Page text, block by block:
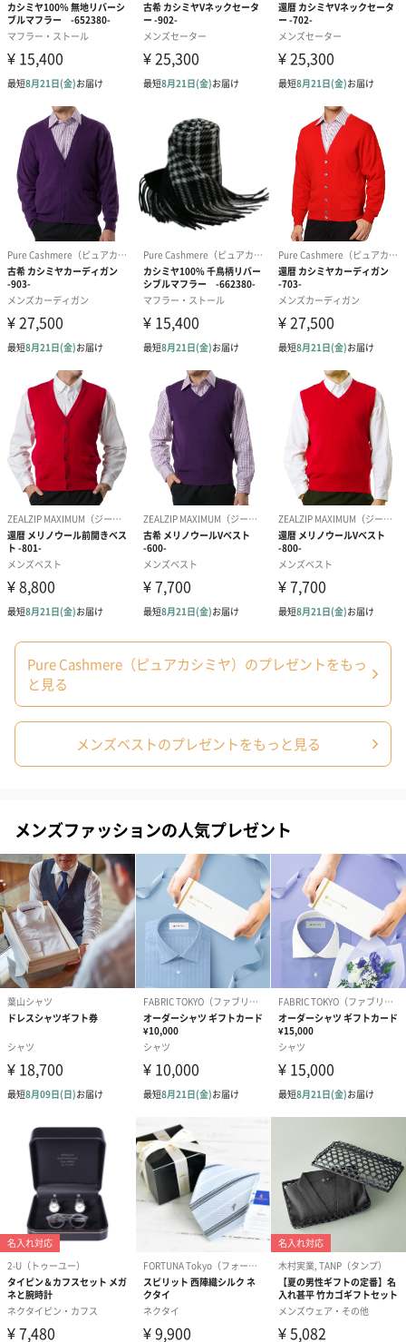
パッケージ
金色のギフトケースにお入れします。
大切な方への贈り物に◎
傘寿と米寿のお祝いには、「黄色」や「金茶色」が好まれていま
す。
心を込めた傘寿の贈り物。
上質なカシミヤニットなら幅広く着こなせ、長くご愛用できま
商品詳細情報
成分/原材料
カシミヤ100%
幅・奥行き・
高さ（外箱）
285mm・370mm・30mm
外装の形状
四角い紙箱
重さ/内容量
お届け内容・
・商品本体
サイズ/寸法
S (身丈 62cm 胸囲 96cm 肩幅35cm)
LL (身丈 68cm 胸囲 114cm 肩幅 41cm)
カラーコード
・黄
対応可能オプ
ション
・のし
・ラッピング
その他留意事
項
ラッピングも熨斗と同様に0円となります。
商品オプション情報
ラッピング
あり（0円）
Pure Cashmere（ピュアカシミヤ）のプレゼントをもっ
と見る
メンズベストのプレゼントをもっと見る
メンズファッションの人気プレゼント